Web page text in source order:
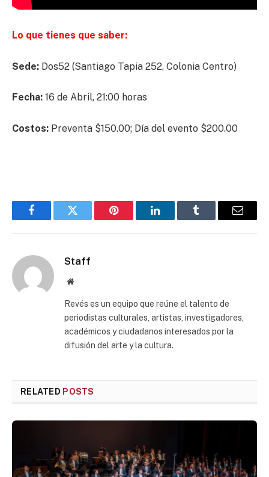
Lo que tienes que saber:
Sede: Dos52 (Santiago Tapia 252, Colonia Centro)
Fecha: 16 de Abril, 21:00 horas
Costos: Preventa $150.00; Día del evento $200.00
FacebookTwitter Pinterest LinkedInTumblr Email
Staff
Website
Revés es un equipo que reúne el talento de
periodistas culturales, artistas, investigadores,
académicos y ciudadanos interesados por la
difusión del arte y la cultura.
RELATED POSTS